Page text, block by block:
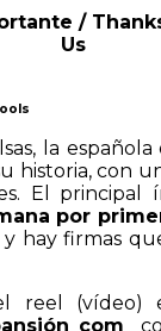
/
Us
la
historia, con
El principal
por
hay firmas
reel (vídeo)